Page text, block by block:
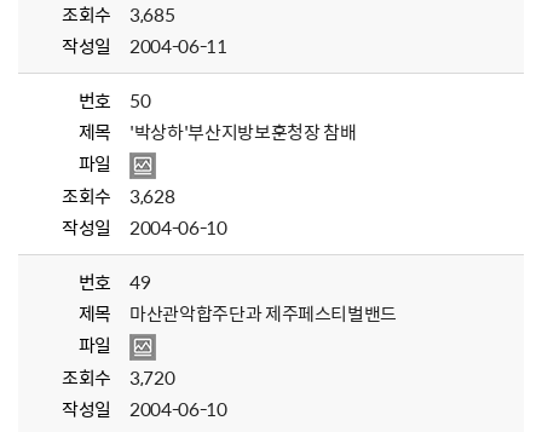
조회수
3,685
작성일
2004-06-11
번호
50
제목
'박상하'부산지방보훈청장 참배
파일
조회수
3,628
작성일
2004-06-10
번호
49
제목
마산관악합주단과 제주페스티벌밴드
파일
조회수
3,720
작성일
2004-06-10